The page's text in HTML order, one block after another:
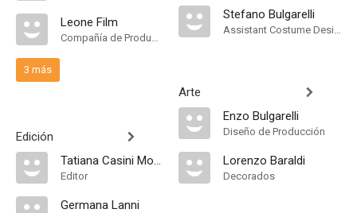
Leone Film
Compañía de Produccion
3 más
Edición
Tatiana Casini Morigi
Editor
Germana Lanni
Stefano Bulgarelli
Assistant Costume Designer
Arte
Enzo Bulgarelli
Diseño de Producción
Lorenzo Baraldi
Decorados